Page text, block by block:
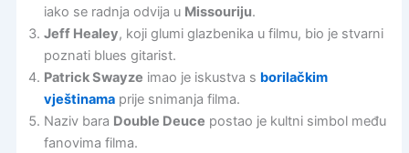
iako se radnja odvija u Missouriju.
Jeff Healey, koji glumi glazbenika u filmu, bio je stvarni
poznati blues gitarist.
Patrick Swayze imao je iskustva s borilačkim
vještinamaprije snimanja filma.
Naziv bara Double Deuce postao je kultni simbol među
fanovima filma.